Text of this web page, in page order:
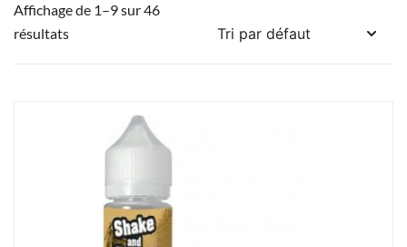
Affichage de 1–9 sur 46
résultats